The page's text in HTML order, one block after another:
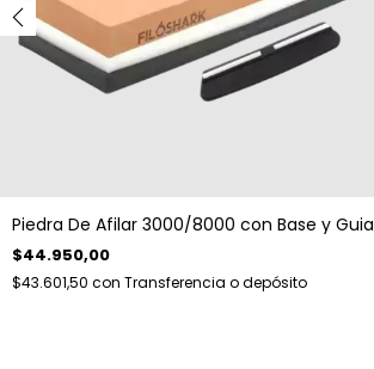
Piedra De Afilar 3000/8000 con Base y Guia
$44.950,00
$43.601,50 con Transferencia o depósito